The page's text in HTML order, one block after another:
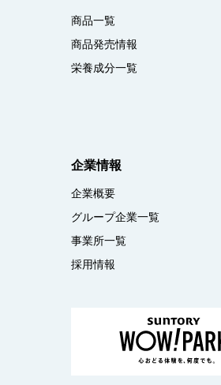
商品一覧
商品発売情報
栄養成分一覧
企業情報
企業概要
グループ企業一覧
事業所一覧
採用情報